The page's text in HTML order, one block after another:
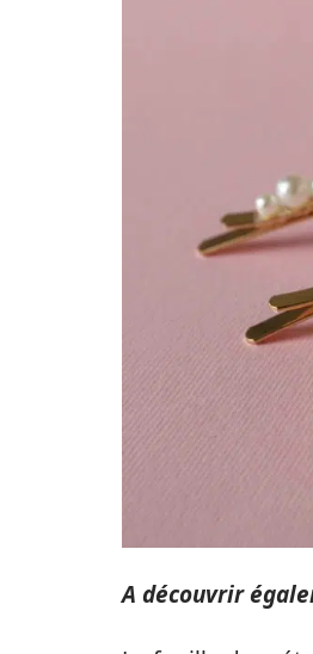
A découvrir